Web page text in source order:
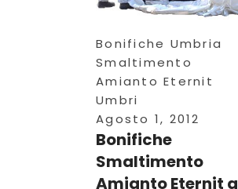
Bonifiche Umbria
Smaltimento
Amianto Eternit
Umbri
Agosto 1, 2012
Bonifiche
Smaltimento
Amianto Eternit a